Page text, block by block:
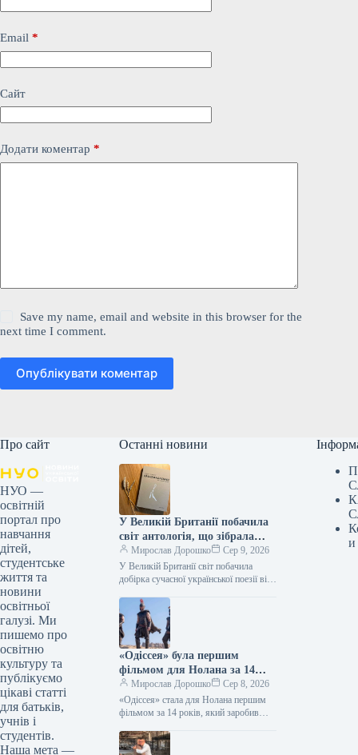
Email *
Сайт
Додати коментар *
Save my name, email and website in this browser for the
next time I comment.
Опублікувати коментар
Про сайт
НУО —
освітній
портал про
навчання
дітей,
студентське
життя та
новини
освітньої
галузі. Ми
пишемо про
освітню
культуру та
публікуємо
цікаві статті
для батьків,
учнів і
студентів.
Наша мета —
Останні новини
У Великій Британії побачила
світ антологія, що зібрала
твори дванадцяти
українських поетес, а у Швеції
видано збірку текстів
Мирослав Дорошко
Сер 9, 2026
У Великій Британії світ побачила
добірка сучасної української поезії від
Ukrainian Women’s Poetry. До…
«Одіссея» була першим
фільмом для Нолана за 14
років, який подолав позначку
в $1 мільярд зібраних коштів.
Мирослав Дорошко
Сер 8, 2026
«Одіссея» стала для Нолана першим
фільмом за 14 років, який заробив
Укрінформ Стрічка Крістофера
Нолана…
и